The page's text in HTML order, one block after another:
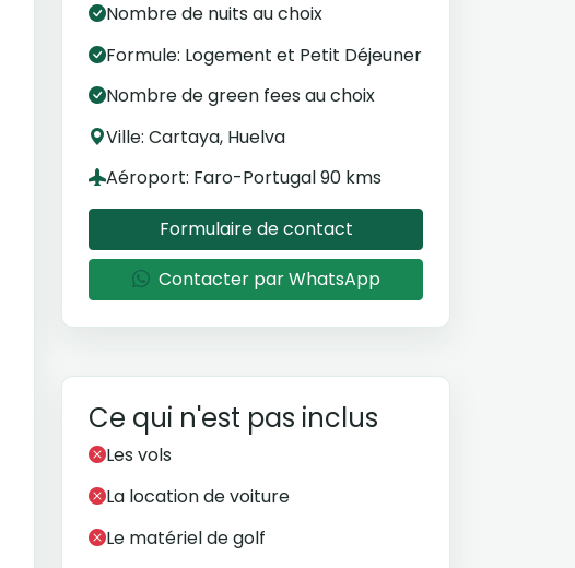
Nombre de nuits au choix
Formule: Logement et Petit Déjeuner
Nombre de green fees au choix
Ville: Cartaya, Huelva
Aéroport: Faro-Portugal 90 kms
Formulaire de contact
Contacter par WhatsApp
Ce qui n'est pas inclus
Les vols
La location de voiture
Le matériel de golf